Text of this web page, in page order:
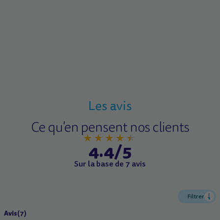
Les avis
Ce qu'en pensent nos clients
4.4/5
Sur la base de 7 avis
Avis(7)
Filtrer